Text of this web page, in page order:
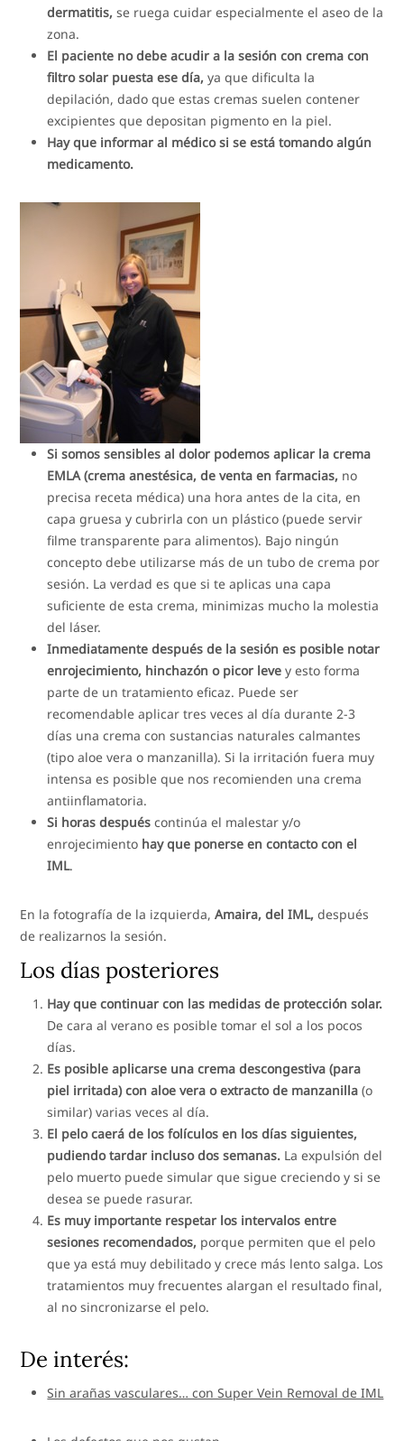
dermatitis, se ruega cuidar especialmente el aseo de la
zona.
El paciente no debe acudir a la sesión con crema con
filtro solar puesta ese día, ya que dificulta la
depilación, dado que estas cremas suelen contener
excipientes que depositan pigmento en la piel.
Hay que informar al médico si se está tomando algún
medicamento.
Si somos sensibles al dolor podemos aplicar la crema
EMLA (crema anestésica, de venta en farmacias, no
precisa receta médica) una hora antes de la cita, en
capa gruesa y cubrirla con un plástico (puede servir
filme transparente para alimentos). Bajo ningún
concepto debe utilizarse más de un tubo de crema por
sesión. La verdad es que si te aplicas una capa
suficiente de esta crema, minimizas mucho la molestia
del láser.
Inmediatamente después de la sesión es posible notar
enrojecimiento, hinchazón o picor leve y esto forma
parte de un tratamiento eficaz. Puede ser
recomendable aplicar tres veces al día durante 2-3
días una crema con sustancias naturales calmantes
(tipo aloe vera o manzanilla). Si la irritación fuera muy
intensa es posible que nos recomienden una crema
antiinflamatoria.
Si horas después continúa el malestar y/o
enrojecimiento hay que ponerse en contacto con el
IML.
En la fotografía de la izquierda,Amaira, del IML, después
de realizarnos la sesión.
Los días posteriores
Hay que continuar con las medidas de protección solar.
De cara al verano es posible tomar el sol a los pocos
días.
Es posible aplicarse una crema descongestiva (para
piel irritada) con aloe vera o extracto de manzanilla (o
similar) varias veces al día.
El pelo caerá de los folículos en los días siguientes,
pudiendo tardar incluso dos semanas. La expulsión del
pelo muerto puede simular que sigue creciendo y si se
desea se puede rasurar.
Es muy importante respetar los intervalos entre
sesiones recomendados, porque permiten que el pelo
que ya está muy debilitado y crece más lento salga. Los
tratamientos muy frecuentes alargan el resultado final,
al no sincronizarse el pelo.
De interés:
Sin arañas vasculares… con Super Vein Removal de IML